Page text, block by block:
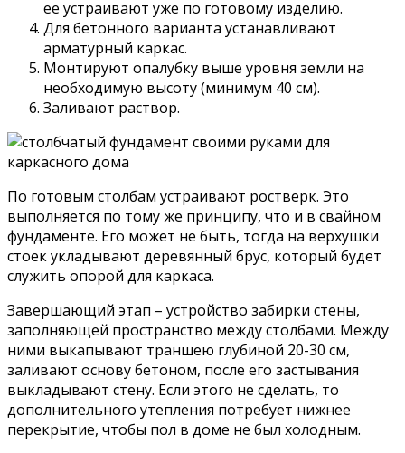
ее устраивают уже по готовому изделию.
Для бетонного варианта устанавливают
арматурный каркас.
Монтируют опалубку выше уровня земли на
необходимую высоту (минимум 40 см).
Заливают раствор.
По готовым столбам устраивают ростверк. Это
выполняется по тому же принципу, что и в свайном
фундаменте. Его может не быть, тогда на верхушки
стоек укладывают деревянный брус, который будет
служить опорой для каркаса.
Завершающий этап – устройство забирки стены,
заполняющей пространство между столбами. Между
ними выкапывают траншею глубиной 20-30 см,
заливают основу бетоном, после его застывания
выкладывают стену. Если этого не сделать, то
дополнительного утепления потребует нижнее
перекрытие, чтобы пол в доме не был холодным.